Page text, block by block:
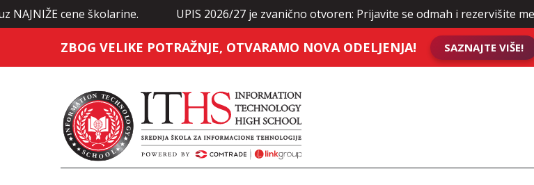
cene školarine. UPIS 2026/27 je zvanično otvoren: Prijavite se odmah i rezervišite mesto uz
ZBOG VELIKE POTRAŽNJE, OTVARAMO NOVA ODELJENJA! SAZNAJTE VIŠE!